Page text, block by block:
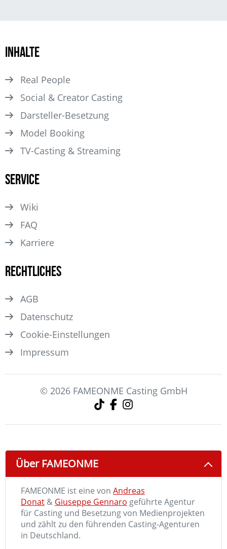
Inhalte
Real People
Social & Creator Casting
Darsteller­-Besetzung
Model Booking
TV-Casting & Streaming
Service
Wiki
FAQ
Karriere
Rechtliches
AGB
Datenschutz
Cookie-Einstellungen
Impressum
© 2026 FAMEONME Casting GmbH
Über FAMEONME
FAMEONME ist eine von Andreas
Donat & Giuseppe Gennaro geführte Agentur
für Casting und Besetzung von Medienprojekten
und zählt zu den führenden Casting-Agenturen
in Deutschland.